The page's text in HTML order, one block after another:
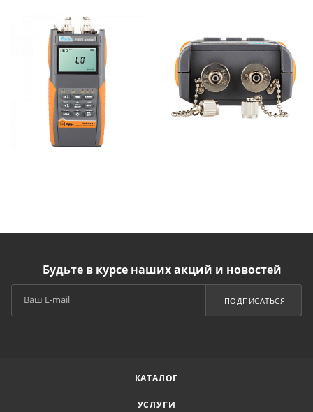
Будьте в курсе наших акций и новостей
ПОДПИСАТЬСЯ
КАТАЛОГ
УСЛУГИ